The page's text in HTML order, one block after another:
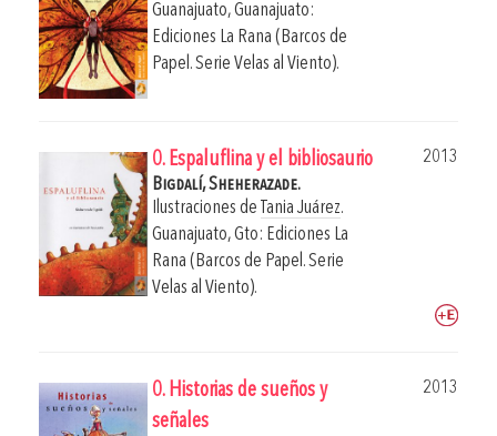
Guanajuato, Guanajuato:
Ediciones La Rana (Barcos de
Papel. Serie Velas al Viento).
0. Espaluflina y el bibliosaurio
2013
Bigdalí, Sheherazade.
Ilustraciones de Tania Juárez.
Guanajuato, Gto: Ediciones La
Rana (Barcos de Papel. Serie
Velas al Viento).
0. Historias de sueños y
señales
2013